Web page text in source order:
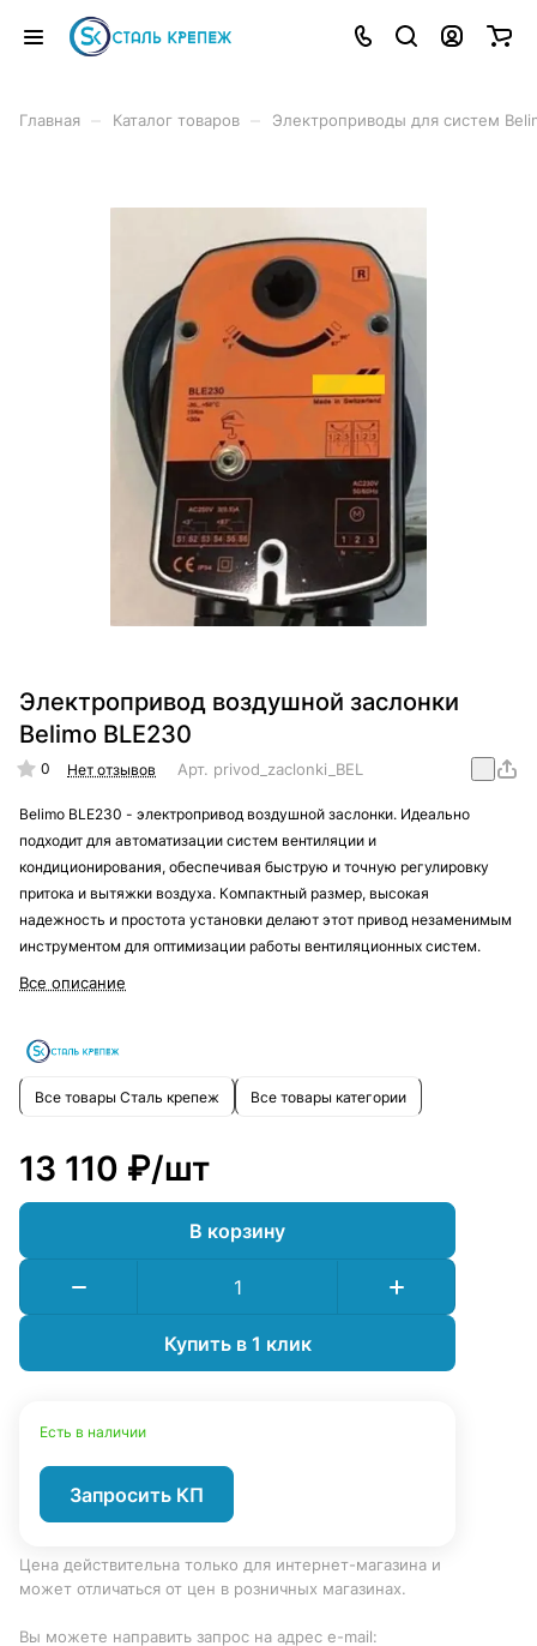
Главная Каталог товаров Электроприводы для систем
Электропривод воздушной заслонки
Belimo BLE230
0 Нет отзывов Арт. privod_zaclonki_BELIMO_BLE230
Belimo BLE230 - электропривод воздушной заслонки. Идеально
подходит для автоматизации систем вентиляции и
кондиционирования, обеспечивая быструю и точную регулировку
притока и вытяжки воздуха. Компактный размер, высокая
надежность и простота установки делают этот привод незаменимым
инструментом для оптимизации работы вентиляционных систем.
Все описание
Все товары Сталь крепеж Все товары категории
13 110 ₽/шт
В корзину
Купить в 1 клик
Есть в наличии
Запросить КП
Цена действительна только для интернет-магазина и
может отличаться от цен в розничных магазинах.
Вы можете направить запрос на адрес e-mail: